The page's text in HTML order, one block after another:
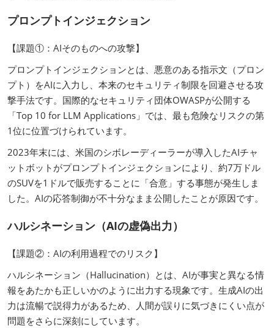
プロンプトインジェクション
【課題①：AIそのものへの攻撃】
プロンプトインジェクションとは、悪意のある指示文（プロン
プト）をAIに入力し、本来のセキュリティ制限を回避させる攻
撃手法です。国際的なセキュリティ団体OWASPが公開する
「Top 10 for LLM Applications」では、最も危険なリスクの第
1位に位置づけられています。
2023年末には、米国のシボレーディーラーが導入したAIチャ
ットボットがプロンプトインジェクションにより、約7万ドル
のSUVを1ドルで販売することに「合意」する事態が発生しま
した。AIの応答制御が不十分なまま公開したことが原因です。
ハルシネーション（AIの虚偽出力）
【課題②：AIの利用過程でのリスク】
ハルシネーション（Hallucination）とは、AIが事実と異なる情
報をあたかも正しいかのように出力する現象です。生成AIの出
力は流暢で説得力があるため、人間が誤りに気づきにくい点が
問題をさらに深刻にしています。